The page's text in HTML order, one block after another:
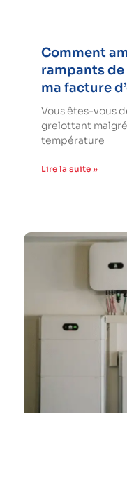
Comment
rampants
ma facture
Vous êtes-vous
grelottant
température
Lire la suite »